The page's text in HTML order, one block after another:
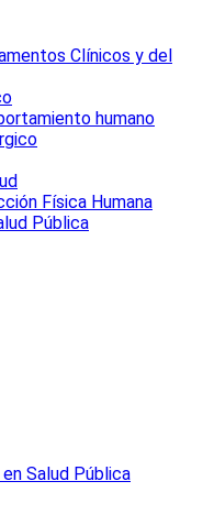
Clínicos y del
humano
Física Humana
Pública
Salud Pública